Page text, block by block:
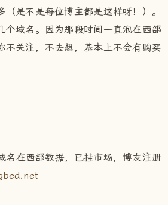
是不是每位博主都是这样呀！）。
个域名。因为那段时间一直泡在西部
不关注，不去想，基本上不会有购买
在西部数据，已挂市场，博友注册